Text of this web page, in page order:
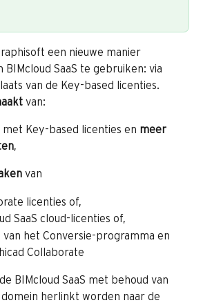
een nieuwe manier
SaaS te gebruiken: via
van de Key-based licenties.
van:
met Key-based licenties en meer
,
van
licenties of,
SaaS cloud-licenties of,
het Conversie-programma en
Collaborate
BIMcloud SaaS met behoud van
herlinkt worden naar de